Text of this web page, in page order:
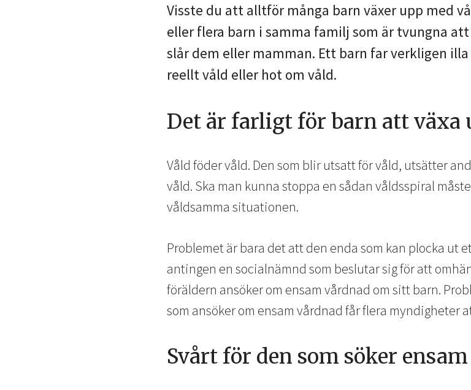
Visste du att alltför många barn växer upp med
eller flera barn i samma familj som är tvungna
slår dem eller mamman. Ett barn far verkligen
reellt våld eller hot om våld.
Det är farligt för barn att växa
Våld föder våld. Den som blir utsatt för våld, utsätter
våld. Ska man kunna stoppa en sådan våldsspiral
våldsamma situationen.
Problemet är bara det att den enda som kan plocka ut
antingen en socialnämnd som beslutar sig för att
föräldern ansöker om ensam vårdnad om sitt barn.
som ansöker om ensam vårdnad får flera myndigheter
Svårt för den som söker